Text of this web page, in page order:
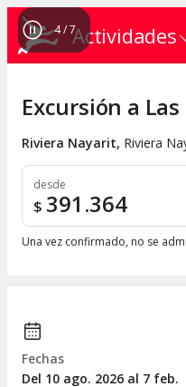
Actividades
4/7
Excursión a
Riviera Nayarit, Riviera
desde
$ 391.364
Una vez confirmado, no se
Fechas
Del 10 ago. 2026 al 7 feb.